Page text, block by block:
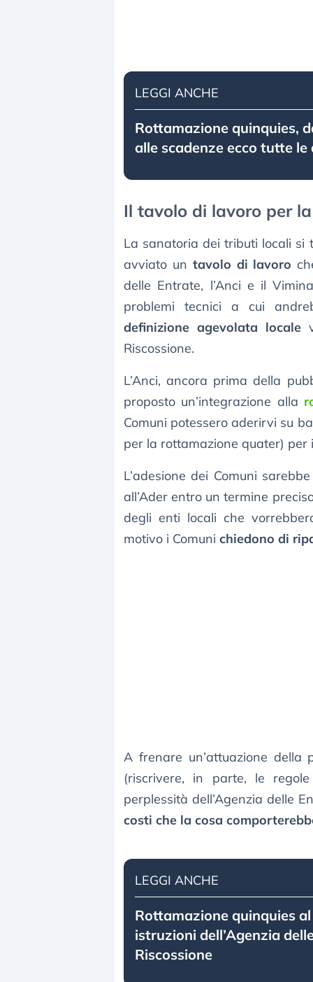
LEGGI ANCHE
Rottamazione quinquies,
alle scadenze ecco tutte le
Il tavolo di lavoro per
La sanatoria dei tributi locali si
avviato un tavolo di lavoro
delle Entrate, l’Anci e il
problemi tecnici a cui
definizione agevolata locale
Riscossione.
L’Anci, ancora prima della
proposto un’integrazione alla
Comuni potessero aderirvi su
per la rottamazione quater) per
L’adesione dei Comuni
all’Ader entro un termine
degli enti locali che
motivo i Comuni chiedono di
A frenare un’attuazione
(riscrivere, in parte, le
perplessità dell’Agenzia delle
costi che la cosa
LEGGI ANCHE
Rottamazione quinquies
istruzioni dell’Agenzia
Riscossione